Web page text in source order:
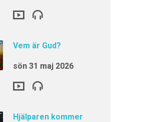
Vem är Gud?
sön 31 maj 2026
Hjälparen kommer